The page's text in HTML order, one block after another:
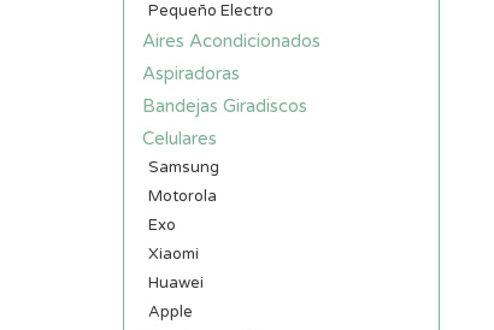
Pequeño Electro
Aires Acondicionados
Aspiradoras
Bandejas Giradiscos
Celulares
Samsung
Motorola
Exo
Xiaomi
Huawei
Apple